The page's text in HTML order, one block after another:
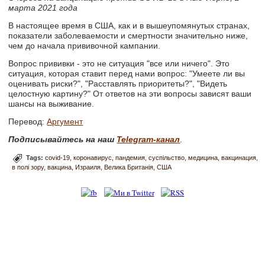
марта 2021 года
В настоящее время в США, как и в вышеупомянутых странах,
показатели заболеваемости и смертности значительно ниже,
чем до начала прививочной кампании.
Вопрос прививки - это не ситуация "все или ничего". Это
ситуация, которая ставит перед нами вопрос: "Умеете ли вы
оценивать риски?", "Расставлять приоритеты?", "Видеть
целостную картину?" От ответов на эти вопросы зависят ваши
шансы на выживание.
Перевод:Аргумент
Подписывайтесь на наш Telegram-канал
Tags:covid-19 коронавирус пандемия суспільство медицина вакцинация
в полі зору вакцина Израиля Велика Британія США